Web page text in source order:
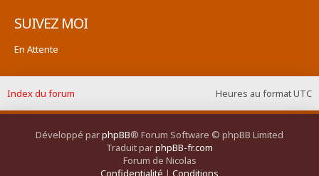
SUIVEZ MOI
En Attente
Heures au formatUTC
Index du forum
Développé parphpBB® Forum Software © phpBB Limited
Traduit parphpBB-fr.com
Forum de Nicolas
Confidentialité | Conditions